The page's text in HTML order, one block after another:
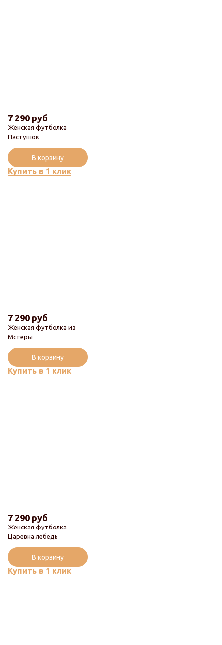
Женская футболка
Пастушок
7 290 руб
Купить в 1 клик
В корзину
Женская футболка из
Мстеры
7 290 руб
Купить в 1 клик
В корзину
Женская футболка
Царевна лебедь
7 290 руб
Купить в 1 клик
В корзину